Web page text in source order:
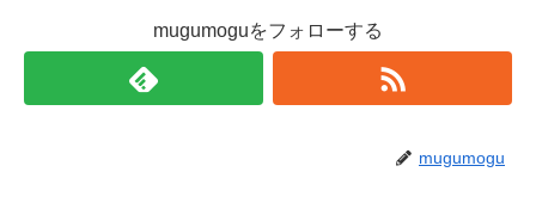
mugumoguをフォローする
mugumogu